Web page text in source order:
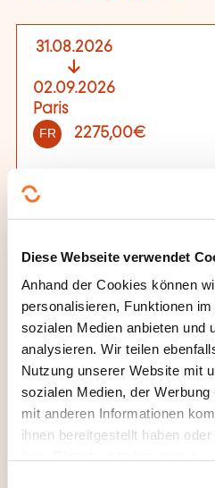
Diese Webseite verwendet
Anhand der Cookies können
personalisieren, Funktionen
sozialen Medien anbieten und
analysieren. Wir teilen
Nutzung unserer Website mit
sozialen Medien, der
mit anderen Informationen
ihnen bereitgestellt haben
31.08.2026
02.09.2026
Paris
FR 2275,00€
Hors taxes
Veranstaltungsort der
Paris
11 rue Antoine Bourdelle
75015 Paris
Paris, rue Antoine Bourdelle:
A 24 minutes en métro depuis
Montparnasse
A 27 minutes depuis gare du
Montparnasse
Anmeldefrist